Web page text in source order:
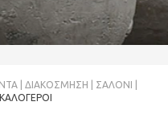
ΔΙΑΚΟΣΜΗΣΗ
ΣΑΛΌΝΙ